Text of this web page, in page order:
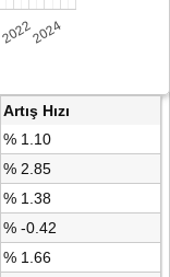
20222024
Artış Hızı
% 1.10
% 2.85
% 1.38
% -0.42
% 1.66